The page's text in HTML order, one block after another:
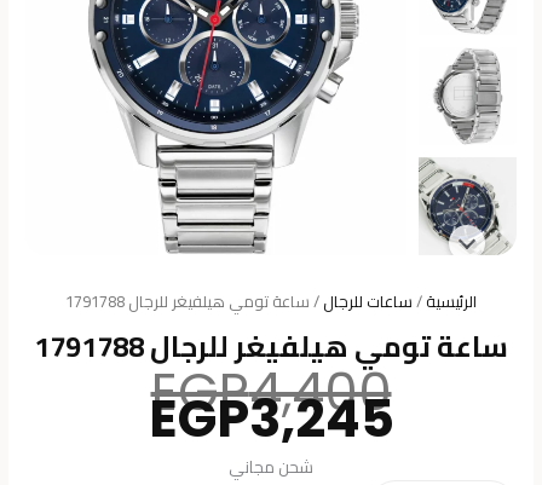
الرئيسية/ساعات للرجال/ ساعة تومي هيلفيغر للرجال 1791788
ساعة تومي هيلفيغر للرجال 1791788
EGP4,400 السعر
الأصليEGP3,245
شحن مجاني